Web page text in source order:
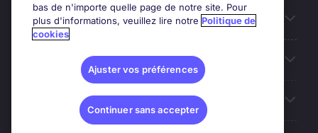
Nos offres d'emploi
Sites du Groupe
bas de n'importe quelle page de notre site. Pour
plus d'informations, veuillez lire notre Politique de
cookies
Ajuster vos préférences
Continuer sans accepter